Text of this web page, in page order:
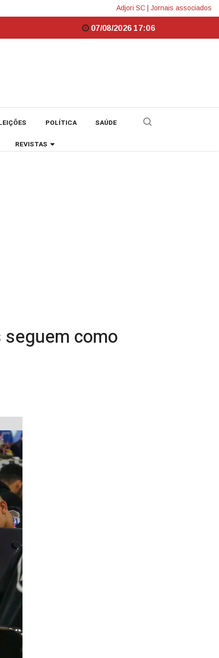
Adjori SC Jornais associados
07/08/2026 17:06
POLÍTICA SAÚDE
REVISTAS
seguem como